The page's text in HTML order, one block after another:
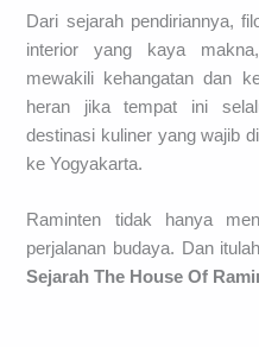
Dari sejarah pendiriannya,
interior yang kaya
mewakili kehangatan dan
heran jika tempat ini
destinasi kuliner yang wajib
ke Yogyakarta.
Raminten tidak hanya
perjalanan budaya. Dan
Sejarah The House Of